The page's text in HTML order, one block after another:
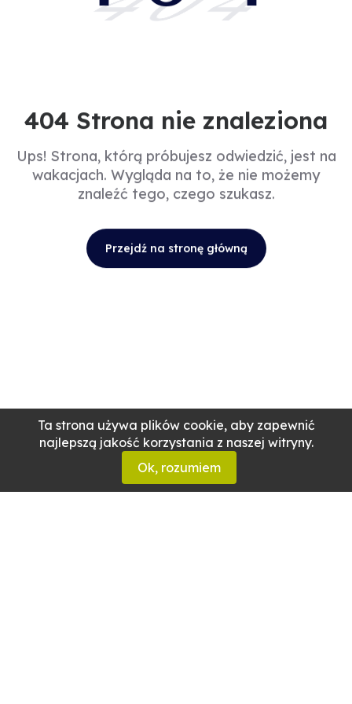
Ta strona używa plików cookie, aby zapewnić
najlepszą jakość korzystania z naszej witryny.
Ok, rozumiem
404 Strona nie znaleziona
Ups! Strona, którą próbujesz odwiedzić, jest na
wakacjach. Wygląda na to, że nie możemy
znaleźć tego, czego szukasz.
Przejdź na stronę główną